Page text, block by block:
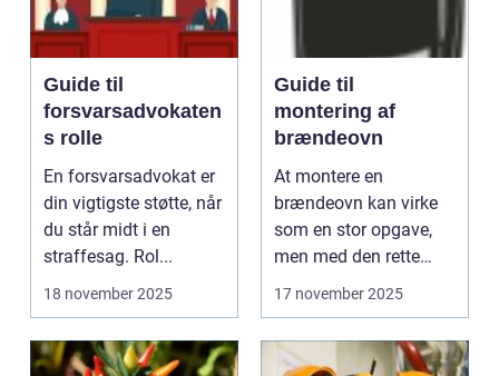
Guide til
forsvarsadvokaten
s rolle
En forsvarsadvokat er
din vigtigste støtte, når
du står midt i en
straffesag. Rol...
18 november 2025
Guide til
montering af
brændeovn
At montere en
brændeovn kan virke
som en stor opgave,
men med den rette
viden kan du gø...
17 november 2025